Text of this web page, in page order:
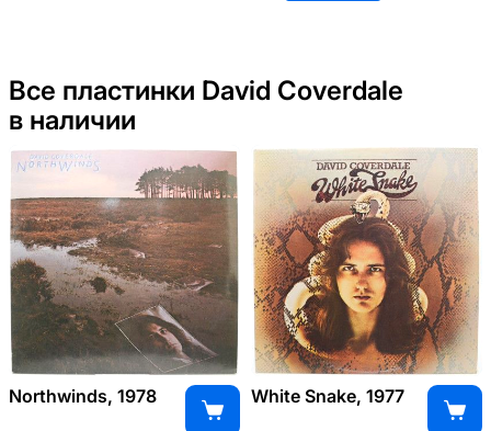
Все пластинки David Coverdale
в наличии
Northwinds, 1978 White Snake, 1977